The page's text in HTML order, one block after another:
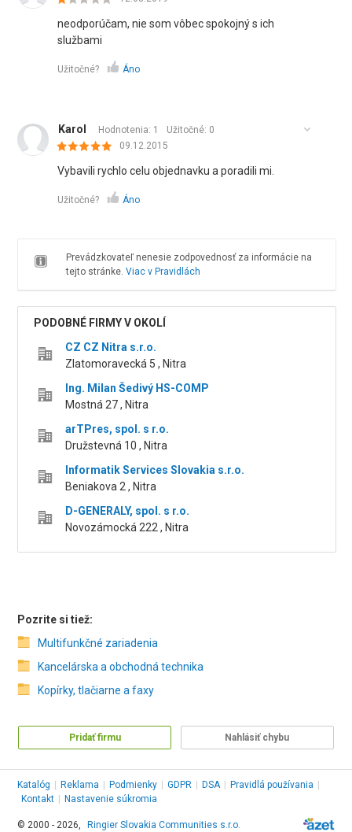
neodporúčam, nie som vôbec spokojný s ich
službami
Užitočné? Áno
Karol Hodnotenia: 1 Užitočné: 0
09.12.2015
Vybavili rychlo celu objednavku a poradili mi.
Užitočné? Áno
Prevádzkovateľ nenesie zodpovednosť za informácie na
tejto stránke. Viac v Pravidlách
PODOBNÉ FIRMY V OKOLÍ
CZ CZ Nitra s.r.o.
Zlatomoravecká 5 , Nitra
Ing. Milan Šedivý HS-COMP
Mostná 27 , Nitra
arTPres, spol. s r.o.
Družstevná 10 , Nitra
Informatik Services Slovakia s.r.o.
Beniakova 2 , Nitra
D-GENERALY, spol. s r.o.
Novozámocká 222 , Nitra
Pozrite si tiež:
Multifunkčné zariadenia
Kancelárska a obchodná technika
Kopírky, tlačiarne a faxy
Pridať firmu Nahlásiť chybu
Katalóg Reklama Podmienky GDPR DSA Pravidlá používania
Kontakt
Nastavenie súkromia
© 2000 - 2026, Ringier Slovakia Communities s.r.o.